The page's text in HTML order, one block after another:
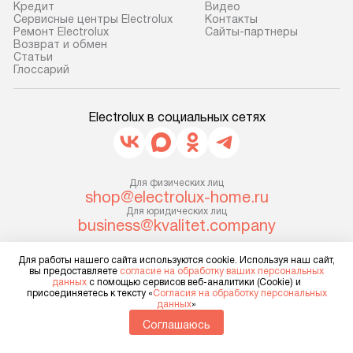
доставки у менеджера при
оформлении заказа.
В оговоренный день служба
доставки доставит упакованный
Если необходимо переместить
прибор до места установки,
уточните это с менеджером.
За данную услугу взимается
дополнительная плата. Важно
прибора не позволяют ему пройти
через дверной проем, сотрудники
транспортной службы не могут
демонтировать дверцы, ручки или
другие выступающие элементы, так
установленной
коммуникациям,
В стандартную
не включаются:
коммуникаций,
Кредит
Сервисные центры Electrolux
Ремонт Electrolux
Возврат и обмен
Cтатьи
Глоссарий
Видео
Контакты
Сайты-партнеры
Electrolux в социальных сетях
Для физических лиц
shop@electrolux-home.ru
Для юридических лиц
business@kvalitet.company
НАПИСАТЬ РУКОВОДСТВУ
Политика конфиденциальности
Карта сайта
Для работы нашего сайта используются cookie. Используя наш сайт,
вы предоставляете согласие на обработку ваших персональных
данных с помощью сервисов веб-аналитики (Cookie) и
присоединяетесь к тексту «Согласия на обработку персональных
данных»
Соглашаюсь